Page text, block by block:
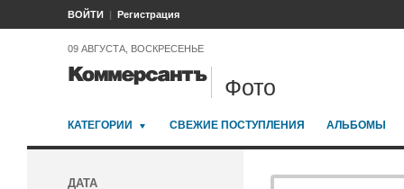
ВОЙТИ Регистрация
09 АВГУСТА, ВОСКРЕСЕНЬЕ
Фото
КАТЕГОРИИ СВЕЖИЕ ПОСТУПЛЕНИЯ АЛЬБОМЫ
ДАТА